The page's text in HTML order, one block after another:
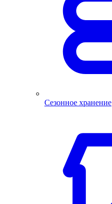
Сезонное хранение